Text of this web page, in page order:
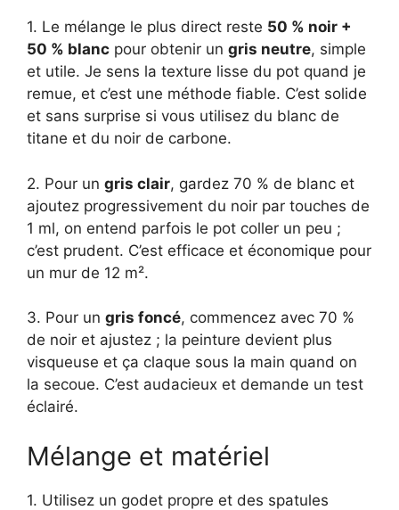
1. Le mélange le plus direct reste 50 % noir +
50 % blanc pour obtenir un gris neutre, simple
et utile. Je sens la texture lisse du pot quand je
remue, et c’est une méthode fiable. C’est solide
et sans surprise si vous utilisez du blanc de
titane et du noir de carbone.
2. Pour un gris clair, gardez 70 % de blanc et
ajoutez progressivement du noir par touches de
1 ml, on entend parfois le pot coller un peu ;
c’est prudent. C’est efficace et économique pour
un mur de 12 m².
3. Pour un gris foncé, commencez avec 70 %
de noir et ajustez ; la peinture devient plus
visqueuse et ça claque sous la main quand on
la secoue. C’est audacieux et demande un test
éclairé.
Mélange et matériel
1. Utilisez un godet propre et des spatules